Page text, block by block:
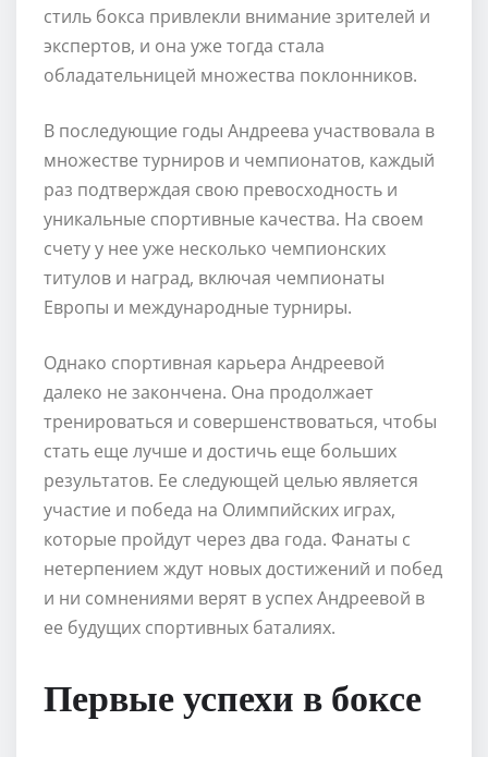
стиль бокса привлекли внимание зрителей и
экспертов, и она уже тогда стала
обладательницей множества поклонников.
В последующие годы Андреева участвовала в
множестве турниров и чемпионатов, каждый
раз подтверждая свою превосходность и
уникальные спортивные качества. На своем
счету у нее уже несколько чемпионских
титулов и наград, включая чемпионаты
Европы и международные турниры.
Однако спортивная карьера Андреевой
далеко не закончена. Она продолжает
тренироваться и совершенствоваться, чтобы
стать еще лучше и достичь еще больших
результатов. Ее следующей целью является
участие и победа на Олимпийских играх,
которые пройдут через два года. Фанаты с
нетерпением ждут новых достижений и побед
и ни сомнениями верят в успех Андреевой в
ее будущих спортивных баталиях.
Первые успехи в боксе